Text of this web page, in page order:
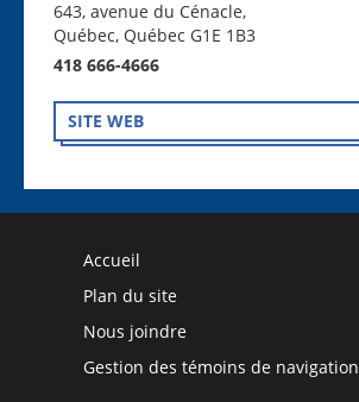
643, avenue du Cénacle,
Québec, Québec G1E 1B3
418 666-4666
SITE WEB
Accueil
Plan du site
Nous joindre
Gestion des témoins de navigation